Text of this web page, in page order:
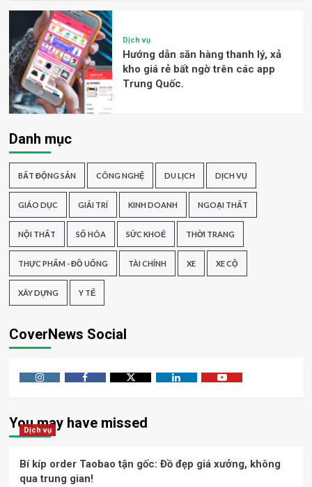
Dịch vụ
Hướng dẫn săn hàng thanh lý, xả
kho giá rẻ bất ngờ trên các app
Trung Quốc.
Danh mục
BẤT ĐỘNG SẢN CÔNG NGHỆ DU LỊCH DỊCH VỤ
GIÁO DỤC GIẢI TRÍ KINH DOANH NGOẠI THẤT
NỘI THẤT SỐ HÓA SỨC KHOẺ THỜI TRANG
THỰC PHẨM - ĐỒ UỐNG TÀI CHÍNH XE XE CỘ
XÂY DỰNG Y TẾ
CoverNews Social
You may have missed
Dịch vụ
Bí kíp order Taobao tận gốc: Đồ đẹp giá xưởng, không
qua trung gian!